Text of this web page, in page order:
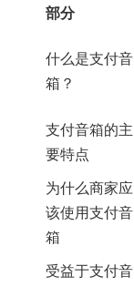
部分
什么是支付音
箱？
支付音箱的主
要特点
为什么商家应
该使用支付音
箱
受益于支付音